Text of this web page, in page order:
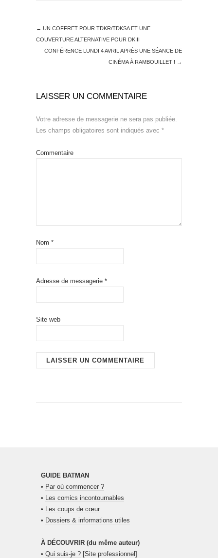
← UN COFFRET POUR TDKR/TDKSA ET UNE
COUVERTURE ALTERNATIVE POUR DKIII
CONFÉRENCE LUNDI 4 AVRIL APRÈS UNE SÉANCE DE
CINÉMA À RAMBOUILLET ! →
LAISSER UN COMMENTAIRE
Votre adresse de messagerie ne sera pas publiée.
Les champs obligatoires sont indiqués avec *
Commentaire
Nom *
Adresse de messagerie *
Site web
GUIDE BATMAN
• Par où commencer ?
•
Les comics incontournables
•
Les coups de cœur
• Dossiers & informations utiles
À DÉCOUVRIR (du même auteur)
• Qui suis-je ? [Site professionnel]